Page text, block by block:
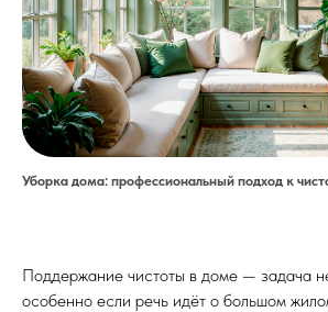
Уборка дома: профессиональный подход к
Поддержание чистоты в доме — задача
особенно если речь идёт о большом